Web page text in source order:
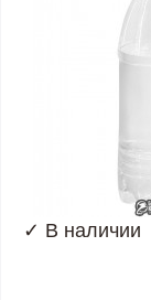
✓ В наличии